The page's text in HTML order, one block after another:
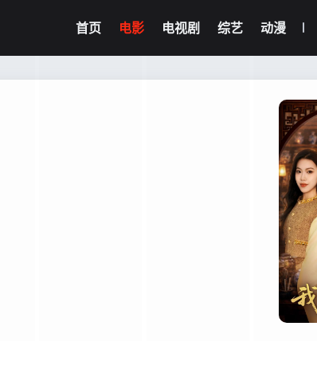
首页 电影 电视剧 综艺 动漫